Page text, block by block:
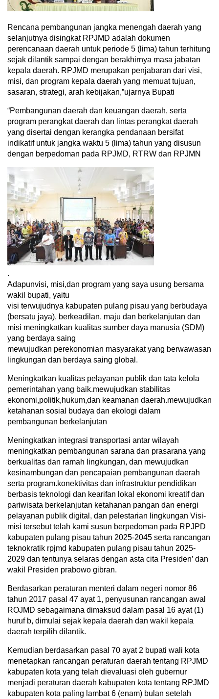
Rencana pembangunan jangka menengah daerah yang
selanjutnya disingkat RPJMD adalah dokumen
perencanaan daerah untuk periode 5 (lima) tahun terhitung
sejak dilantik sampai dengan berakhirnya masa jabatan
kepala daerah. RPJMD merupakan penjabaran dari visi,
misi, dan program kepala daerah yang memuat tujuan,
sasaran, strategi, arah kebijakan,”ujarnya Bupati
“Pembangunan daerah dan keuangan daerah, serta
program perangkat daerah dan lintas perangkat daerah
yang disertai dengan kerangka pendanaan bersifat
indikatif untuk jangka waktu 5 (lima) tahun yang disusun
dengan berpedoman pada RPJMD, RTRW dan RPJMN
.
​Adapunvisi, misi,dan program yang saya usung bersama
wakil bupati, yaitu
visi terwujudnya kabupaten pulang pisau yang berbudaya
(bersatu jaya), berkeadilan, maju dan berkelanjutan dan
misi meningkatkan kualitas sumber daya manusia (SDM)
yang berdaya saing
mewujudkan perekonomian masyarakat yang berwawasan
lingkungan dan berdaya saing global.
Meningkatkan kualitas pelayanan publik dan tata kelola
pemerintahan yang baik.mewujudkan stabilitas
ekonomi,politik,hukum,dan keamanan daerah.mewujudkan
ketahanan sosial budaya dan ekologi dalam
pembangunan berkelanjutan
Meningkatkan integrasi transportasi antar wilayah
meningkatkan pembangunan sarana dan prasarana yang
berkualitas dan ramah lingkungan, dan mewujudkan
kesinambungan dan pencapaian pembangunan daerah
serta program.konektivitas dan infrastruktur pendidikan
berbasis teknologi dan kearifan lokal ekonomi kreatif dan
pariwisata berkelanjutan ketahanan pangan dan energi
pelayanan publik digital, dan pelestarian lingkungan Visi-
misi tersebut telah kami susun berpedoman pada RPJPD
kabupaten pulang pisau tahun 2025-2045 serta rancangan
teknokratik rpjmd kabupaten pulang pisau tahun 2025-
2029 dan tentunya selaras dengan asta cita Presiden’ dan
wakil Presiden prabowo gibran.
Berdasarkan peraturan menteri dalam negeri nomor 86
tahun 2017 pasal 47 ayat 1, penyusunan rancangan awal
ROJMD sebagaimana dimaksud dalam pasal 16 ayat (1)
huruf b, dimulai sejak kepala daerah dan wakil kepala
daerah terpilih dilantik.
Kemudian berdasarkan pasal 70 ayat 2 bupati wali kota
menetapkan rancangan peraturan daerah tentang RPJMD
kabupaten kota yang telah dievaluasi oleh gubernur
menjadi peraturan daerah kabupaten kota tentang RPJMD
kabupaten kota paling lambat 6 (enam) bulan setelah